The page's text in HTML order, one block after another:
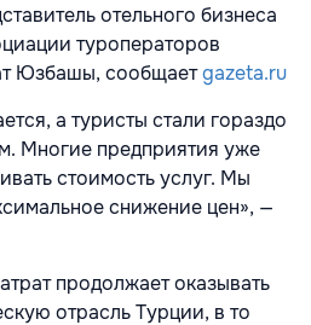
отельного бизнеса
туроператоров
Юзбашы, сообщаетgazeta.ru
а туристы стали гораздо
Многие предприятия уже
стоимость услуг. Мы
снижение цен», —
продолжает оказывать
отрасль Турции, в то